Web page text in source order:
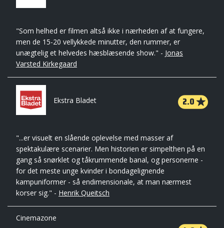
"Som helhed er filmen altså ikke i nærheden af at fungere,
men de 15-20 vellykkede minutter, den rummer, er
unægtelig et helvedes hæsblæsende show." - Jonas
Varsted Kirkegaard
Ekstra Bladet 2.0
"...er visuelt en slående oplevelse med masser af
spektakulære scenarier. Men historien er simpelthen på en
gang så snørklet og tåkrummende banal, og personerne -
for det meste unge kvinder i bondagelignende
kampuniformer - så endimensionale, at man nærmest
korser sig." - Henrik Queitsch
Cinemazone